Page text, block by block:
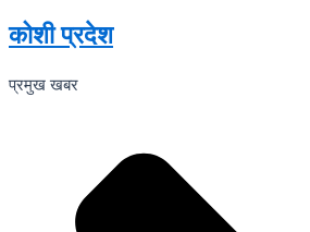
कोशी प्रदेश
प्रमुख खबर